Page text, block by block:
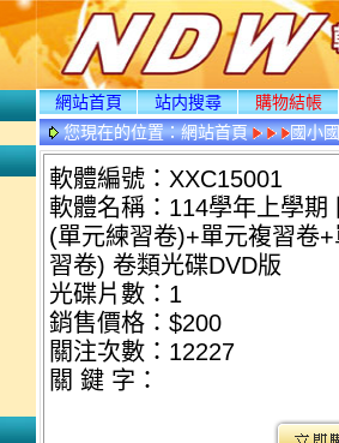
網站首頁 站内搜尋
購物結帳
您現在的位置：網站首頁 國小
軟體編號：XXC15001
軟體名稱：114學年上學
(單元練習卷)+單元複習卷
習卷) 卷類光碟DVD版
光碟片數：1
銷售價格：$200
關注次數： 12227
關 鍵 字：